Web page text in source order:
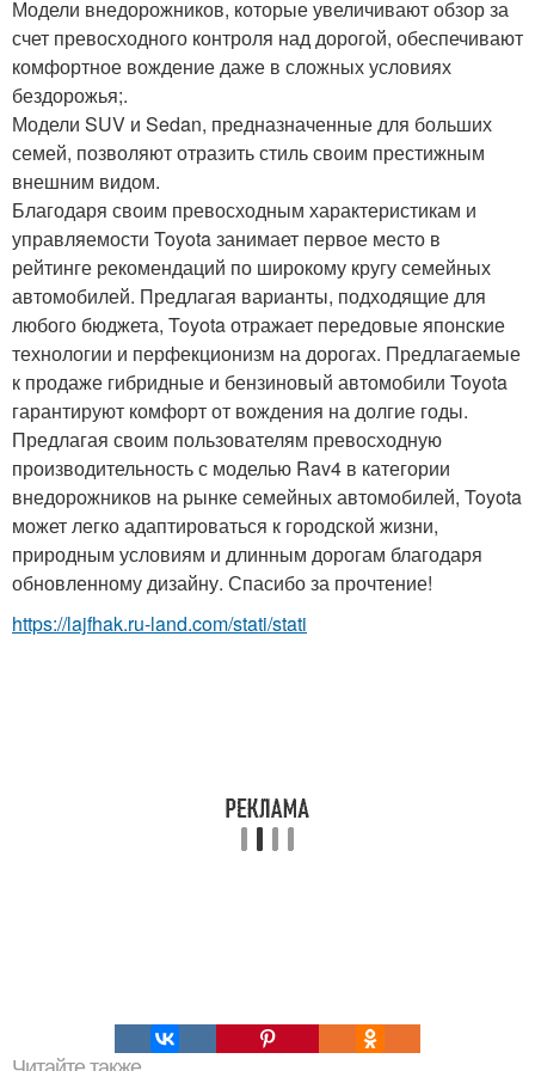
Модели внедорожников, которые увеличивают обзор за
счет превосходного контроля над дорогой, обеспечивают
комфортное вождение даже в сложных условиях
бездорожья;.
Модели SUV и Sedan, предназначенные для больших
семей, позволяют отразить стиль своим престижным
внешним видом.
Благодаря своим превосходным характеристикам и
управляемости Toyota занимает первое место в
рейтинге рекомендаций по широкому кругу семейных
автомобилей. Предлагая варианты, подходящие для
любого бюджета, Toyota отражает передовые японские
технологии и перфекционизм на дорогах. Предлагаемые
к продаже гибридные и бензиновый автомобили Toyota
гарантируют комфорт от вождения на долгие годы.
Предлагая своим пользователям превосходную
производительность с моделью Rav4 в категории
внедорожников на рынке семейных автомобилей, Toyota
может легко адаптироваться к городской жизни,
природным условиям и длинным дорогам благодаря
обновленному дизайну. Спасибо за прочтение!
https://lajfhak.ru-land.com/stati/stati